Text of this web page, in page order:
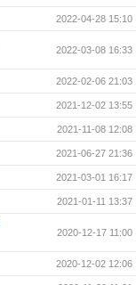
2022-04-28 15:10
2022-03-08 16:33
2022-02-06 21:03
2021-12-02 13:55
2021-11-08 12:08
2021-06-27 21:36
2021-03-01 16:17
2021-01-11 13:37
2020-12-17 11:00
2020-12-02 12:06